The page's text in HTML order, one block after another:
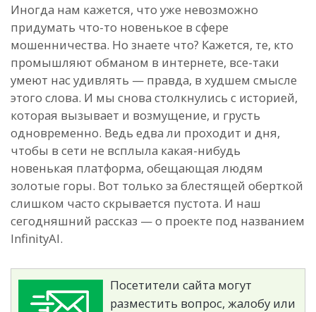
Иногда нам кажется, что уже невозможно
придумать что-то новенькое в сфере
мошенничества. Но знаете что? Кажется, те, кто
промышляют обманом в интернете, все-таки
умеют нас удивлять — правда, в худшем смысле
этого слова. И мы снова столкнулись с историей,
которая вызывает и возмущение, и грусть
одновременно. Ведь едва ли проходит и дня,
чтобы в сети не всплыла какая-нибудь
новенькая платформа, обещающая людям
золотые горы. Вот только за блестящей оберткой
слишком часто скрывается пустота. И наш
сегодняшний рассказ — о проекте под названием
InfinityAI.
Посетители сайта могут
разместить вопрос, жалобу или